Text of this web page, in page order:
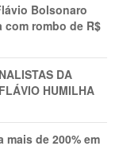
Bolsonaro
rombo de R$
DA
HUMILHA
de 200% em